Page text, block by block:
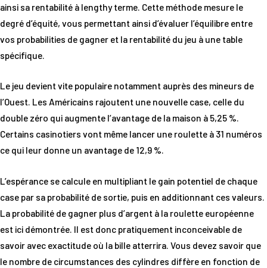
ainsi sa rentabilité à lengthy terme. Cette méthode mesure le
degré d’équité, vous permettant ainsi d’évaluer l’équilibre entre
vos probabilities de gagner et la rentabilité du jeu à une table
spécifique.
Le jeu devient vite populaire notamment auprès des mineurs de
l’Ouest. Les Américains rajoutent une nouvelle case, celle du
double zéro qui augmente l’avantage de la maison à 5,25 %.
Certains casinotiers vont même lancer une roulette à 31 numéros
ce qui leur donne un avantage de 12,9 %.
L’espérance se calcule en multipliant le gain potentiel de chaque
case par sa probabilité de sortie, puis en additionnant ces valeurs.
La probabilité de gagner plus d’argent à la roulette européenne
est ici démontrée. Il est donc pratiquement inconceivable de
savoir avec exactitude où la bille atterrira. Vous devez savoir que
le nombre de circumstances des cylindres diffère en fonction de